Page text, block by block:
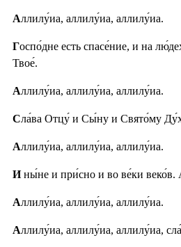
Аллилу́иа, аллилу́иа, аллилу́иа.
Госпо́дне есть спасе́ние, и на
Твое́.
Аллилу́иа, аллилу́иа, аллилу́иа.
Сла́ва Отцу́ и Сы́ну и Свято́му
Аллилу́иа, аллилу́иа, аллилу́иа.
Ины́не и при́сно и во ве́ки веко́в.
Аллилу́иа, аллилу́иа, аллилу́иа.
Аллилу́иа, аллилу́иа, аллилу́иа,